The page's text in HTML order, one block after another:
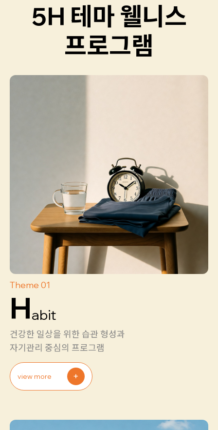
5H 테마 웰니스
프로그램
Theme 01
Habit
건강한 일상을 위한 습관 형성과
자기관리 중심의 프로그램
view more +